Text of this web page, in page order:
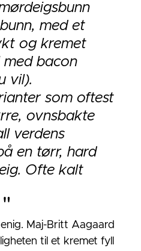
med et
og kremet
bacon
vil).
som oftest
ovnsbakte
verdens
en tørr, hard
Ofte kalt
"
Maj-Britt Aagaard
til et kremet fyll